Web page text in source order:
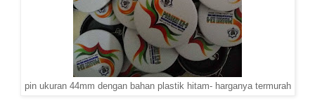
pin ukuran 44mm dengan bahan plastik hitam- harganya termurah